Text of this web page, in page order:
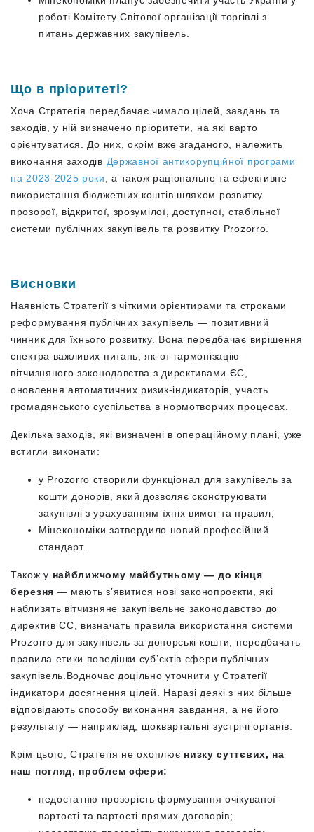
роботі Комітету Світової організації торгівлі з
питань державних закупівель.
Що в пріоритеті?
Хоча Стратегія передбачає чимало цілей, завдань та
заходів, у ній визначено пріоритети, на які варто
орієнтуватися. До них, окрім вже згаданого, належить
виконання заходів Державної антикорупційної програми
на 2023-2025 роки
, а також раціональне та ефективне
використання бюджетних коштів шляхом розвитку
прозорої, відкритої, зрозумілої, доступної, стабільної
системи публічних закупівель та розвитку Prozorro.
Висновки
Наявність Стратегії з чіткими орієнтирами та строками
реформування публічних закупівель — позитивний
чинник для їхнього розвитку. Вона передбачає вирішення
спектра важливих питань, як-от гармонізацію
вітчизняного законодавства з директивами ЄС,
оновлення автоматичних ризик-індикаторів, участь
громадянського суспільства в нормотворчих процесах.
Декілька заходів, які визначені в операційному плані, уже
встигли виконати:
у Prozorro створили функціонал для закупівель за
кошти донорів, який дозволяє сконструювати
закупівлі з урахуванням їхніх вимог та правил;
Мінекономіки затвердило новий професійний
стандарт.
Також у найближчому майбутньому — до кінця
березня — мають з’явитися нові законопроєкти, які
наблизять вітчизняне закупівельне законодавство до
директив ЄС, визначать правила використання системи
Prozorro для закупівель за донорські кошти, передбачать
правила етики поведінки суб’єктів сфери публічних
закупівель.Водночас доцільно уточнити у Стратегії
індикатори досягнення цілей. Наразі деякі з них більше
відповідають способу виконання завдання, а не його
результату — наприклад, щоквартальні зустрічі органів.
Крім цього, Стратегія не охоплює низку суттєвих, на
наш погляд, проблем сфери:
недостатню прозорість формування очікуваної
вартості та вартості прямих договорів;